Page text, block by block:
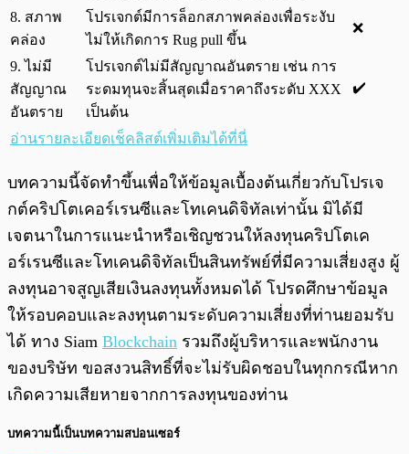
8. สภาพ
คล่อง
โปรเจกต์มีการล็อกสภาพคล่องเพื่อระงับ
ไม่ให้เกิดการ Rug pull ขึ้น
❌
9. ไม่มี
สัญญาณ
อันตราย
โปรเจกต์ไม่มีสัญญาณอันตราย เช่น การ
ระดมทุนจะสิ้นสุดเมื่อราคาถึงระดับ XXX
เป็นต้น
✔️
อ่านรายละเอียดเช็คลิสต์เพิ่มเติมได้ที่นี่
บทความนี้จัดทำขึ้นเพื่อให้ข้อมูลเบื้องต้นเกี่ยวกับโปรเจ
กต์คริปโตเคอร์เรนซีและโทเคนดิจิทัลเท่านั้น มิได้มี
เจตนาในการแนะนำหรือเชิญชวนให้ลงทุนคริปโตเค
อร์เรนซีและโทเคนดิจิทัลเป็นสินทรัพย์ที่มีความเสี่ยงสูง ผู้
ลงทุนอาจสูญเสียเงินลงทุนทั้งหมดได้ โปรดศึกษาข้อมูล
ให้รอบคอบและลงทุนตามระดับความเสี่ยงที่ท่านยอมรับ
ได้ ทาง Siam Blockchain รวมถึงผู้บริหารและพนักงาน
ของบริษัท ขอสงวนสิทธิ์ที่จะไม่รับผิดชอบในทุกกรณีหาก
เกิดความเสียหายจากการลงทุนของท่าน
บทความนี้เป็นบทความสปอนเซอร์